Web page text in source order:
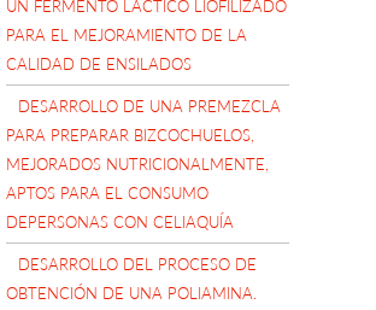
UN FERMENTO LÁCTICO LIOFILIZADO
PARA EL MEJORAMIENTO DE LA
CALIDAD DE ENSILADOS
DESARROLLO DE UNA PREMEZCLA
PARA PREPARAR BIZCOCHUELOS,
MEJORADOS NUTRICIONALMENTE,
APTOS PARA EL CONSUMO
DEPERSONAS CON CELIAQUÍA
DESARROLLO DEL PROCESO DE
OBTENCIÓN DE UNA POLIAMINA.